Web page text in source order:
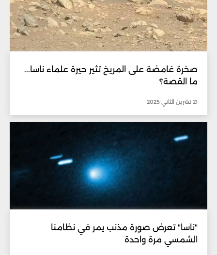
صخرة غامضة على المريخ تثير حيرة علماء ناسا...
ما القصة؟
21 تشرين الثاني 2025
"ناسا" تعرض صورة مذنب يمر في نظامنا
الشمسي مرة واحدة